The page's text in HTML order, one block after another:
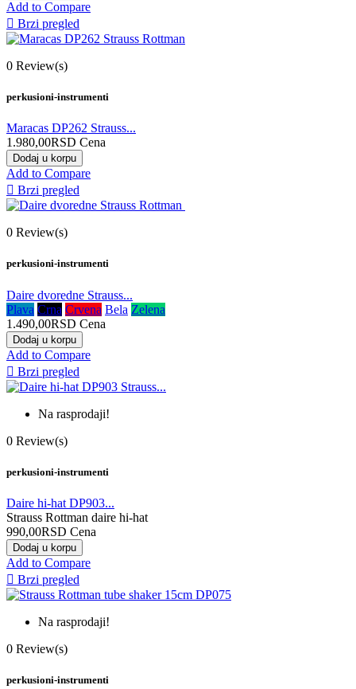
Add to Compare
 Brzi pregled
0 Review(s)
perkusioni-instrumenti
Maracas DP262 Strauss...
1.980,00RSD Cena
Dodaj u korpu
Add to Compare
 Brzi pregled
0 Review(s)
perkusioni-instrumenti
Daire dvoredne Strauss...
Plava Crna Crvena Bela Zelena
1.490,00RSD Cena
Dodaj u korpu
Add to Compare
 Brzi pregled
Na rasprodaji!
0 Review(s)
perkusioni-instrumenti
Daire hi-hat DP903...
Strauss Rottman daire hi-hat
990,00RSD Cena
Dodaj u korpu
Add to Compare
 Brzi pregled
Na rasprodaji!
0 Review(s)
perkusioni-instrumenti